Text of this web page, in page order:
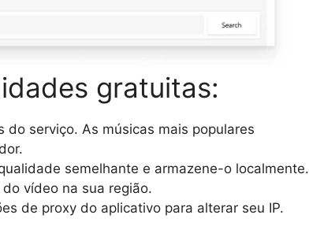
gratuitas:
do serviço. As músicas mais populares
semelhante e armazene-o localmente.
vídeo na sua região.
de proxy do aplicativo para alterar seu IP.